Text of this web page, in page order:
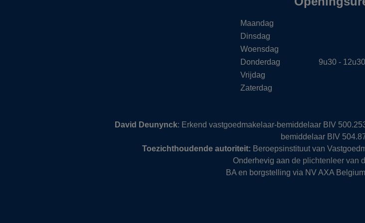
Maandag
Dinsdag
Woensdag
Donderdag
9u30 -
Vrijdag
Zaterdag
David Deunynck: Erkend vastgoedmakelaar-bemiddelaar BIV
bemiddelaar BIV
Toezichthoudende autoriteit: Beroepsinstituut van
Onderhevig aan de plichtenleer van
BA en borgstelling via NV AXA